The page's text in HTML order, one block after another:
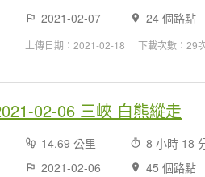
2021-02-07
24 個路點
上傳日期：2021-02-18 下載次數：29
02-06 三峽 白熊縱走
14.69 公里 8 小時 18
2021-02-06
45 個路點